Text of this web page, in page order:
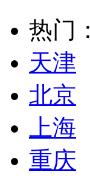
热门：
天津
北京
上海
重庆